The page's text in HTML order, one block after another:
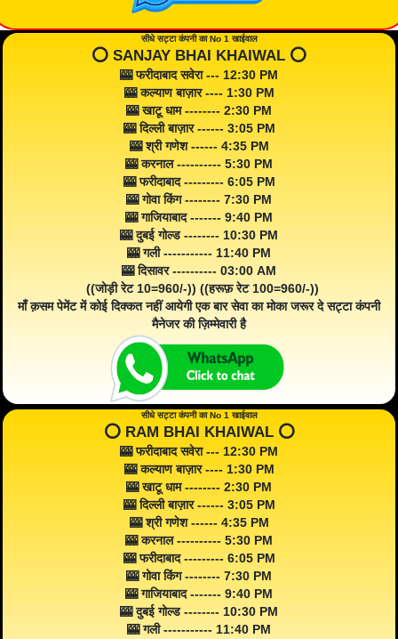
सीधे सट्टा कंपनी का No 1 खाईवाल
⭕️ SANJAY BHAI KHAIWAL ⭕️
🎰 फरीदाबाद सवेरा --- 12:30 PM
🎰 कल्याण बाज़ार ---- 1:30 PM
🎰 खाटू धाम -------- 2:30 PM
🎰 दिल्ली बाज़ार ------ 3:05 PM
🎰 श्री गणेश ------ 4:35 PM
🎰 करनाल ---------- 5:30 PM
🎰 फरीदाबाद --------- 6:05 PM
🎰 गोवा किंग -------- 7:30 PM
🎰 गाजियाबाद ------- 9:40 PM
🎰 दुबई गोल्ड -------- 10:30 PM
🎰 गली ----------- 11:40 PM
🎰 दिसावर ---------- 03:00 AM
((जोड़ी रेट 10=960/-)) ((हरूफ़ रेट 100=960/-))
माँ क़सम पेमेंट में कोई दिक्कत नहीं आयेगी एक बार सेवा का मोका जरूर दे सट्टा कंपनी
मैनेजर की ज़िम्मेवारी है
सीधे सट्टा कंपनी का No 1 खाईवाल
⭕️ RAM BHAI KHAIWAL ⭕️
🎰 फरीदाबाद सवेरा --- 12:30 PM
🎰 कल्याण बाज़ार ---- 1:30 PM
🎰 खाटू धाम -------- 2:30 PM
🎰 दिल्ली बाज़ार ------ 3:05 PM
🎰 श्री गणेश ------ 4:35 PM
🎰 करनाल ---------- 5:30 PM
🎰 फरीदाबाद --------- 6:05 PM
🎰 गोवा किंग -------- 7:30 PM
🎰 गाजियाबाद ------- 9:40 PM
🎰 दुबई गोल्ड -------- 10:30 PM
🎰 गली ----------- 11:40 PM